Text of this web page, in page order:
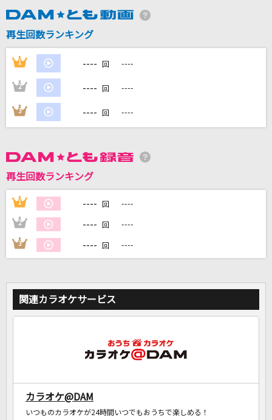
ゆず
阿部真央
もっと見る
DAMに会員登録・ログインして
家族や友達と一緒に！練習にも！
再生回数ランキング
1 ---- 回 ----
2 ---- 回 ----
3 ---- 回 ----
再生回数ランキング
1 ---- 回 ----
2 ---- 回 ----
3 ---- 回 ----
関連カラオケサービス
カラオケ@DAM
いつものカラオケが24時間いつでもおうちで楽しめる！